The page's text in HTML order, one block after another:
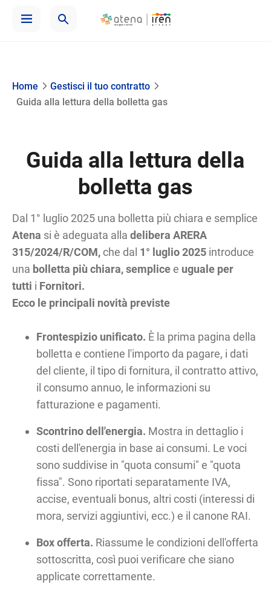
Home
Gestisci il tuo contratto
Guida alla lettura della bolletta gas
Guida alla lettura della
bolletta gas
Dal 1° luglio 2025 una bolletta più chiara e semplice
Atena si è adeguata alladelibera ARERA
315/2024/R/COM, che dal 1° luglio 2025 introduce
una bolletta più chiara, semplicee uguale per
tutti i Fornitori.
Ecco le principali novità previste
Frontespizio unificato. È la prima pagina della
bolletta e contiene l'importo da pagare, i dati
del cliente, il tipo di fornitura, il contratto attivo,
il consumo annuo, le informazioni su
fatturazione e pagamenti.
Scontrino dell'energia. Mostra in dettaglio i
costi dell'energia in base ai consumi. Le voci
sono suddivise in "quota consumi" e "quota
fissa". Sono riportati separatamente IVA,
accise, eventuali bonus, altri costi (interessi di
mora, servizi aggiuntivi, ecc.) e il canone RAI.
Box offerta. Riassume le condizioni dell'offerta
sottoscritta, così puoi verificare che siano
applicate correttamente.